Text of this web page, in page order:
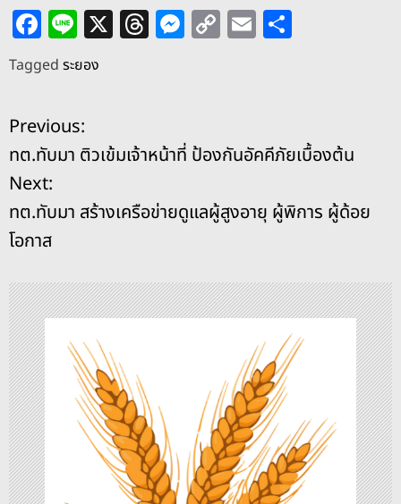
F
a
c
e
b
o
o
k
Li
n
e
X T
h
d
s
M
e
n
g
er
C
o
Li
n
k
E
m
Tagged ระยอง
แ
น
ะ
น
ว
เ
รื่
อ
Previous:
ทต.ทับมา ติวเข้มเจ้าหน้าที่ ป้องกันอัคคีภัยเบื้องต้น
Next:
ทต.ทับมา สร้างเครือข่ายดูแลผู้สูงอายุ ผู้พิการ ผู้ด้อย
โอกาส